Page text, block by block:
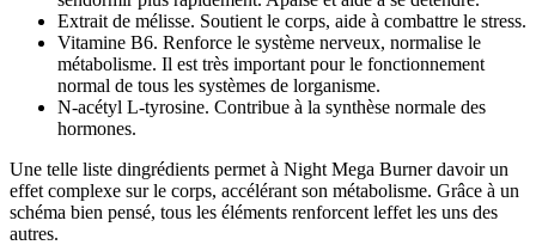
Extrait de mélisse. Soutient le corps, aide à combattre le stress.
Vitamine B6. Renforce le système nerveux, normalise le
métabolisme. Il est très important pour le fonctionnement
normal de tous les systèmes de lorganisme.
N-acétyl L-tyrosine. Contribue à la synthèse normale des
hormones.
Une telle liste dingrédients permet à Night Mega Burner davoir un
effet complexe sur le corps, accélérant son métabolisme. Grâce à un
schéma bien pensé, tous les éléments renforcent leffet les uns des
autres.